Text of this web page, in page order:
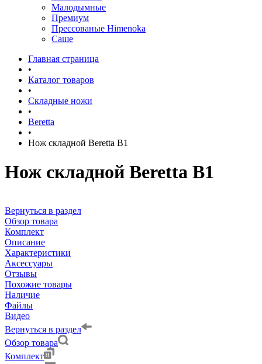
Малодымные
Премиум
Прессованые Himenoka
Саше
Главная страница
•
Каталог товаров
•
Складные ножи
•
Beretta
•
Нож складной Beretta B1
Нож складной Beretta B1
Вернуться в раздел
Обзор товара
Комплект
Описание
Характеристики
Аксессуары
Отзывы
Похожие товары
Наличие
Файлы
Видео
Вернуться в раздел
Обзор товара
Комплект